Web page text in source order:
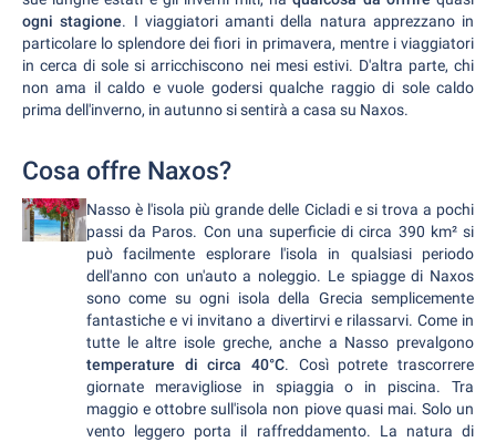
ogni stagione. I viaggiatori amanti della natura apprezzano in
particolare lo splendore dei fiori in primavera, mentre i viaggiatori
in cerca di sole si arricchiscono nei mesi estivi. D'altra parte, chi
non ama il caldo e vuole godersi qualche raggio di sole caldo
prima dell'inverno, in autunno si sentirà a casa su Naxos.
Cosa offre Naxos?
Nasso è l'isola più grande delle Cicladi e si trova a pochi
passi da Paros. Con una superficie di circa 390 km² si
può facilmente esplorare l'isola in qualsiasi periodo
dell'anno con un'auto a noleggio. Le spiagge di Naxos
sono come su ogni isola della Grecia semplicemente
fantastiche e vi invitano a divertirvi e rilassarvi. Come in
tutte le altre isole greche, anche a Nasso prevalgono
temperature di circa 40°C. Così potrete trascorrere
giornate meravigliose in spiaggia o in piscina. Tra
maggio e ottobre sull'isola non piove quasi mai. Solo un
vento leggero porta il raffreddamento. La natura di